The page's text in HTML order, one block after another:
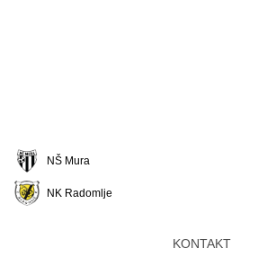
NŠ Mura
NK Radomlje
KONTAKT